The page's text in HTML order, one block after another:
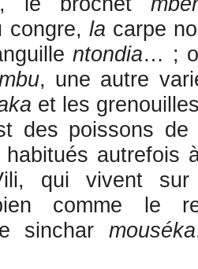
congre, la carpe
ntondia… ;
, une autre
et les
des poissons
autrefois
qui vivent
comme le
sinchar mouséka